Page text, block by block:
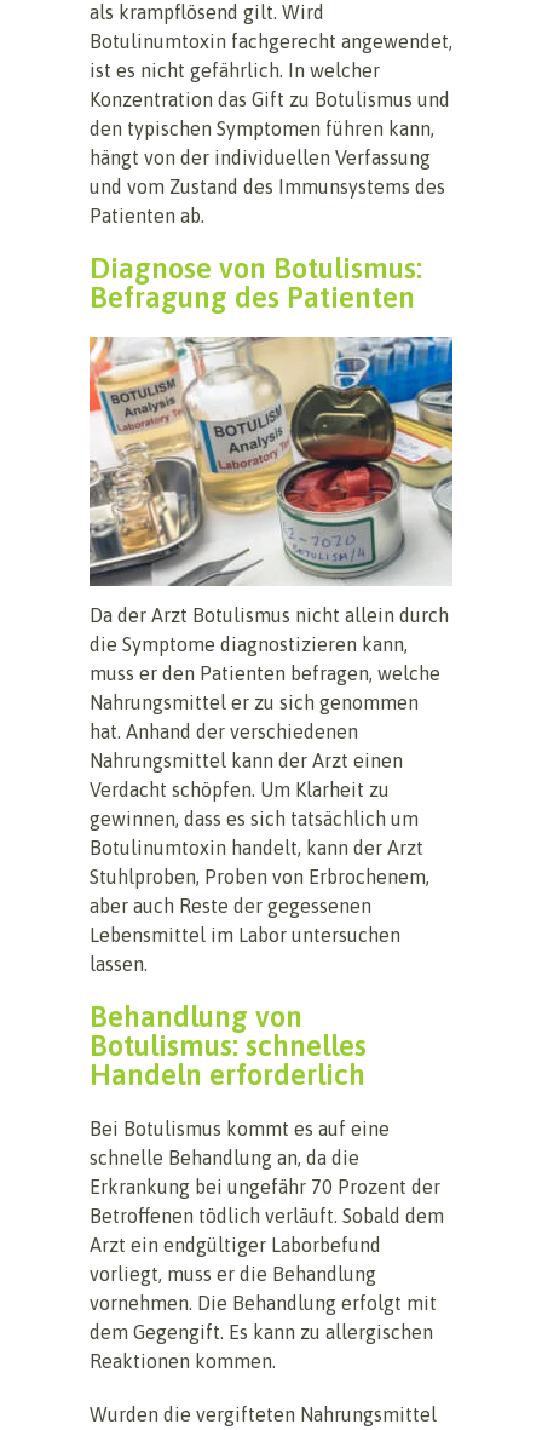
als krampflösend gilt. Wird
Botulinumtoxin fachgerecht angewendet,
ist es nicht gefährlich. In welcher
Konzentration das Gift zu Botulismus und
den typischen Symptomen führen kann,
hängt von der individuellen Verfassung
und vom Zustand des Immunsystems des
Patienten ab.
Diagnose von Botulismus:
Befragung des Patienten
Da der Arzt Botulismus nicht allein durch
die Symptome diagnostizieren kann,
muss er den Patienten befragen, welche
Nahrungsmittel er zu sich genommen
hat. Anhand der verschiedenen
Nahrungsmittel kann der Arzt einen
Verdacht schöpfen. Um Klarheit zu
gewinnen, dass es sich tatsächlich um
Botulinumtoxin handelt, kann der Arzt
Stuhlproben, Proben von Erbrochenem,
aber auch Reste der gegessenen
Lebensmittel im Labor untersuchen
lassen.
Behandlung von
Botulismus: schnelles
Handeln erforderlich
Bei Botulismus kommt es auf eine
schnelle Behandlung an, da die
Erkrankung bei ungefähr 70 Prozent der
Betroffenen tödlich verläuft. Sobald dem
Arzt ein endgültiger Laborbefund
vorliegt, muss er die Behandlung
vornehmen. Die Behandlung erfolgt mit
dem Gegengift. Es kann zu allergischen
Reaktionen kommen.
Wurden die vergifteten Nahrungsmittel